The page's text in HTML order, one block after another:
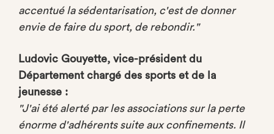
accentué la sédentarisation, c'est de donner
envie de faire du sport, de rebondir."
Ludovic Gouyette, vice-président du
Département chargé des sports et de la
jeunesse :
"J'ai été alerté par les associations sur la perte
énorme d'adhérents suite aux confinements. Il